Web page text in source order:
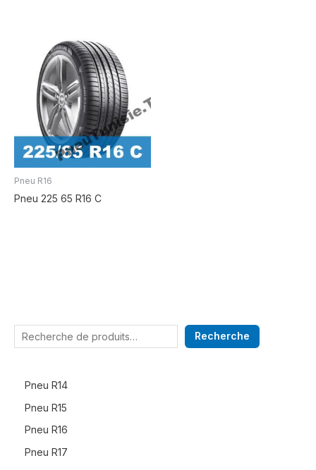
Recherche
Pneu R14
Pneu R15
Pneu R16
Pneu R17
Pneu R16
Pneu 225 65 R16 C